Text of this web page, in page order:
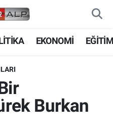
EKONOMİ
Burkan
ve Fikstür